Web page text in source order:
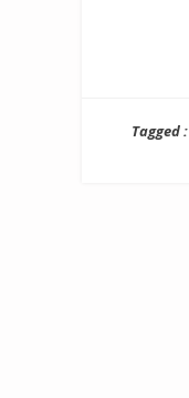
Tagged :